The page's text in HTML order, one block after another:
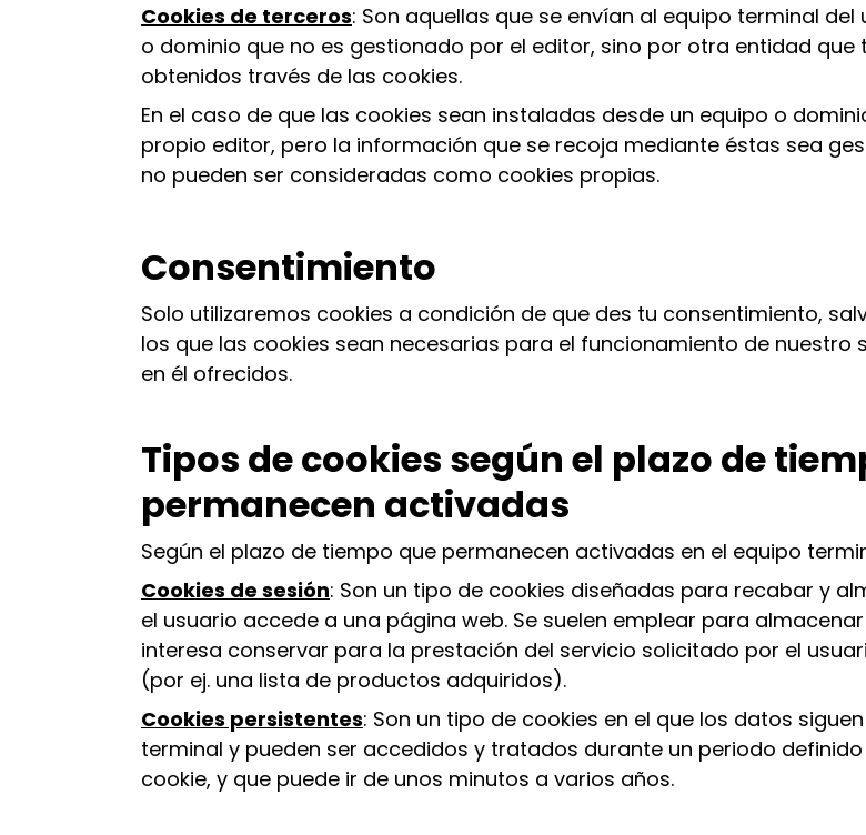
Cookies de terceros: Son aquellas que se envían al equipo terminal
o dominio que no es gestionado por el editor, sino por otra entidad
obtenidos través de las cookies.
En el caso de que las cookies sean instaladas desde un equipo o
propio editor, pero la información que se recoja mediante éstas sea
no pueden ser consideradas como cookies propias.
Consentimiento
Solo utilizaremos cookies a condición de que des tu consentimiento,
los que las cookies sean necesarias para el funcionamiento de nuestro
en él ofrecidos.
Tipos de cookies según el plazo de
permanecen activadas
Según el plazo de tiempo que permanecen activadas en el equipo
Cookies de sesión: Son un tipo de cookies diseñadas para recabar y
el usuario accede a una página web. Se suelen emplear para
interesa conservar para la prestación del servicio solicitado por el
(por ej. una lista de productos adquiridos).
Cookies persistentes: Son un tipo de cookies en el que los datos
terminal y pueden ser accedidos y tratados durante un periodo
cookie, y que puede ir de unos minutos a varios años.